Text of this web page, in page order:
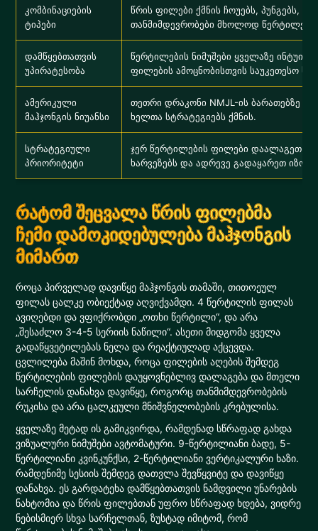
კომბინაციების
ტიპები
წრის ფილები ქმნის ჩოუებს, პუნგებს,
თანმიმდევრობები მხოლოდ
დამწყებთათვის
უპირატესობა
წერტილების ნიმუშები ყველაზე
ფილების ამოცნობისთვის საუკეთესო
ამერიკული
მაჰჯონგის ნიუანსი
თეთრი დრაკონი NMJL-ის ბარათებზე
ხელთა სტრატეგიებს ქმნის.
სტრატეგიული
პრიორიტეტი
ჯერ წერტილების ფილები დაალაგეთ,
ხარვეზებს და ადრევე გადაყარეთ
რატომ შეცვალა წრის ფილებმა
ჩემი დამოკიდებულება მაჰჯონგის
მიმართ
როცა პირველად დავიწყე მაჰჯონგის თამაში, თითოეულ
ფილას ცალკე ობიექტად აღვიქვამდი. 4 წერტილის ფილას
ავიღებდი და ვფიქრობდი „ოთხი წერტილი“, და არა
„შესაძლო 3-4-5 სერიის ნაწილი“. ასეთი მიდგომა ყველა
გადაწყვეტილებას ნელა და რეაქტიულად აქცევდა.
ცვლილება მაშინ მოხდა, როცა ფილების აღების შემდეგ
წერტილების ფილების დაუყოვნებლივ დალაგება და მთელი
სარჩელის დანახვა დავიწყე, როგორც თანმიმდევრობების
რუკისა და არა ცალკეული მნიშვნელობების კრებულისა.
ყველაზე მეტად ის გამიკვირდა, რამდენად სწრაფად გახდა
ვიზუალური ნიმუშები ავტომატური. 9-წერტილიანი ბადე, 5-
წერტილიანი კვინკუნქსი, 2-წერტილიანი ვერტიკალური ხაზი.
რამდენიმე სესიის შემდეგ დათვლა შევწყვიტე და დავიწყე
დანახვა. ეს გარდატეხა დამწყებთათვის ნამდვილი უნარების
ნახტომია და წრის ფილებთან უფრო სწრაფად ხდება, ვიდრე
ნებისმიერ სხვა სარჩელთან, ზუსტად იმიტომ, რომ